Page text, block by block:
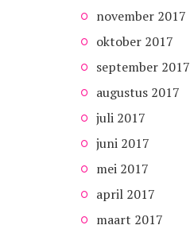
november 2017
oktober 2017
september 2017
augustus 2017
juli 2017
juni 2017
mei 2017
april 2017
maart 2017